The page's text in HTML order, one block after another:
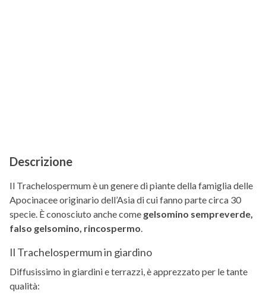
Descrizione
Il Trachelospermum è un genere di piante della famiglia delle
Apocinacee originario dell’Asia di cui fanno parte circa 30
specie. È conosciuto anche come gelsomino sempreverde,
falso gelsomino, rincospermo
Il Trachelospermum in giardino
Diffusissimo in giardini e terrazzi, è apprezzato per le tante
qualità: